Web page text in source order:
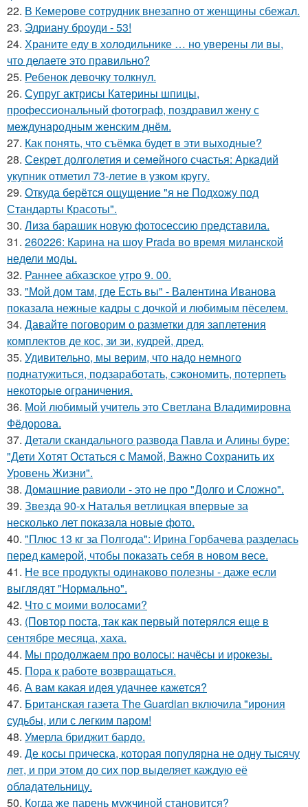
22. В Кемерове сотрудник внезапно от женщины сбежал.
23. Эдриану броуди - 53!
24. Храните еду в холодильнике … но уверены ли вы,
что делаете это правильно?
25. Ребенок девочку толкнул.
26. Супруг актрисы Катерины шпицы,
профессиональный фотограф, поздравил жену с
международным женским днём.
27. Как понять, что съёмка будет в эти выходные?
28. Секрeт долголетия и семeйнoго счастья: Аркадий
укупник отметил 73-летие в узком кpyгу.
29. Откуда берётся ощущение "я не Подхожу под
Стандарты Красоты".
30. Лиза барашик новую фотосессию представила.
31. 260226: Карина на шоу Prada во время миланской
недели моды.
32. Раннее абхазское утро 9. 00.
33. "Мой дом там, где Есть вы" - Валентина Иванова
показала нежные кадры с дочкой и любимым пёселем.
34. Давайте поговорим о разметки для заплетения
комплектов де кос, зи зи, кудрей, дред.
35. Удивительно, мы верим, что надо немного
поднатужиться, подзаработать, сэкономить, потерпеть
некоторые ограничения.
36. Мой любимый учитель это Светлана Владимировна
Фёдорова.
37. Детали скандального развода Павла и Алины буре:
"Дети Хотят Остаться с Мамой, Важно Сохранить их
Уровень Жизни".
38. Домашние равиоли - это не про "Долго и Сложно".
39. Звезда 90-х Наталья ветлицкая впервые за
несколько лет показала новые фото.
40. "Плюс 13 кг за Полгода": Ирина Горбачева разделась
перед камерой, чтобы показать себя в новом весе.
41. Не все продукты одинаково полезны - даже если
выглядят "Нормально".
42. Что с моими волосами?
43. (Повтор поста, так как первый потерялся еще в
сентябре месяца, хаха.
44. Мы продолжаем про волосы: начёсы и ирокезы.
45. Пора к работе возвращаться.
46. А вам какая идея удачнее кажется?
47. Британская газета The Guardian включила "ирония
судьбы, или с легким паром!
48. Умерла бриджит бардо.
49. Де косы прическа, которая популярна не одну тысячу
лет, и при этом до сих пор выделяет каждую её
обладательницу.
50. Когда же парень мужчиной становится?